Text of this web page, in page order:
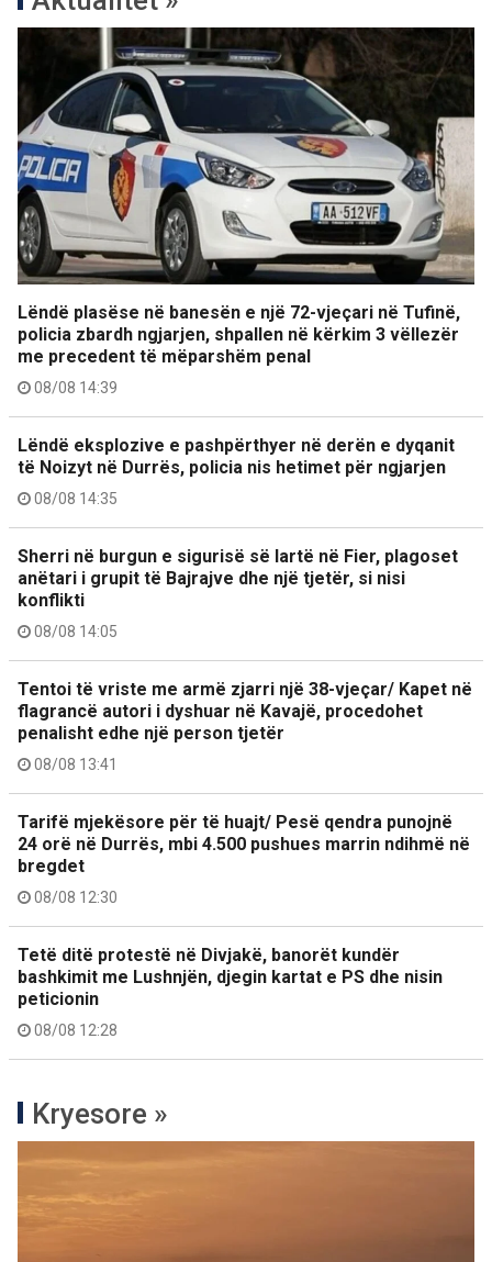
Lëndë plasëse në banesën e një 72-vjeçari në Tufinë,
policia zbardh ngjarjen, shpallen në kërkim 3 vëllezër
me precedent të mëparshëm penal
08/08 14:39
Lëndë eksplozive e pashpërthyer në derën e dyqanit
të Noizyt në Durrës, policia nis hetimet për ngjarjen
08/08 14:35
Sherri në burgun e sigurisë së lartë në Fier, plagoset
anëtari i grupit të Bajrajve dhe një tjetër, si nisi
konflikti
08/08 14:05
Tentoi të vriste me armë zjarri një 38-vjeçar/ Kapet në
flagrancë autori i dyshuar në Kavajë, procedohet
penalisht edhe një person tjetër
08/08 13:41
Tarifë mjekësore për të huajt/ Pesë qendra punojnë
24 orë në Durrës, mbi 4.500 pushues marrin ndihmë në
bregdet
08/08 12:30
Tetë ditë protestë në Divjakë, banorët kundër
bashkimit me Lushnjën, djegin kartat e PS dhe nisin
peticionin
08/08 12:28
Kryesore »